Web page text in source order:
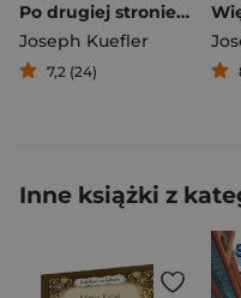
Po drugiej stronie stawu
Joseph Kuefler
7,2 (24)
Inne książki z